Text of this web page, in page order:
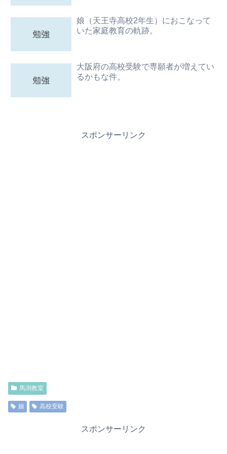
娘（天王寺高校2年生）におこなって
いた家庭教育の軌跡。
大阪府の高校受験で専願者が増えてい
るかもな件。
スポンサーリンク
馬渕教室
娘 高校受験
スポンサーリンク